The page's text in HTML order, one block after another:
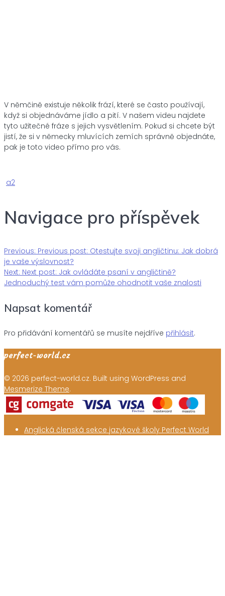
V němčině existuje několik frází, které se často používají,
když si objednáváme jídlo a pití. V našem videu najdete
tyto užitečné fráze s jejich vysvětlením. Pokud si chcete být
jistí, že si v německy mluvících zemích správně objednáte,
pak je toto video přímo pro vás.
a2
Navigace pro příspěvek
Previous: Previous post: Otestujte svoji angličtinu: Jak dobrá
je vaše výslovnost?
Next: Next post: Jak ovládáte psaní v angličtině?
Jednoduchý test vám pomůže ohodnotit vaše znalosti
Napsat komentář
Pro přidávání komentářů se musíte nejdříve přihlásit.
perfect-world.cz
© 2026 perfect-world.cz. Built using WordPress and
Mesmerize Theme.
Anglická členská sekce jazykové školy Perfect World